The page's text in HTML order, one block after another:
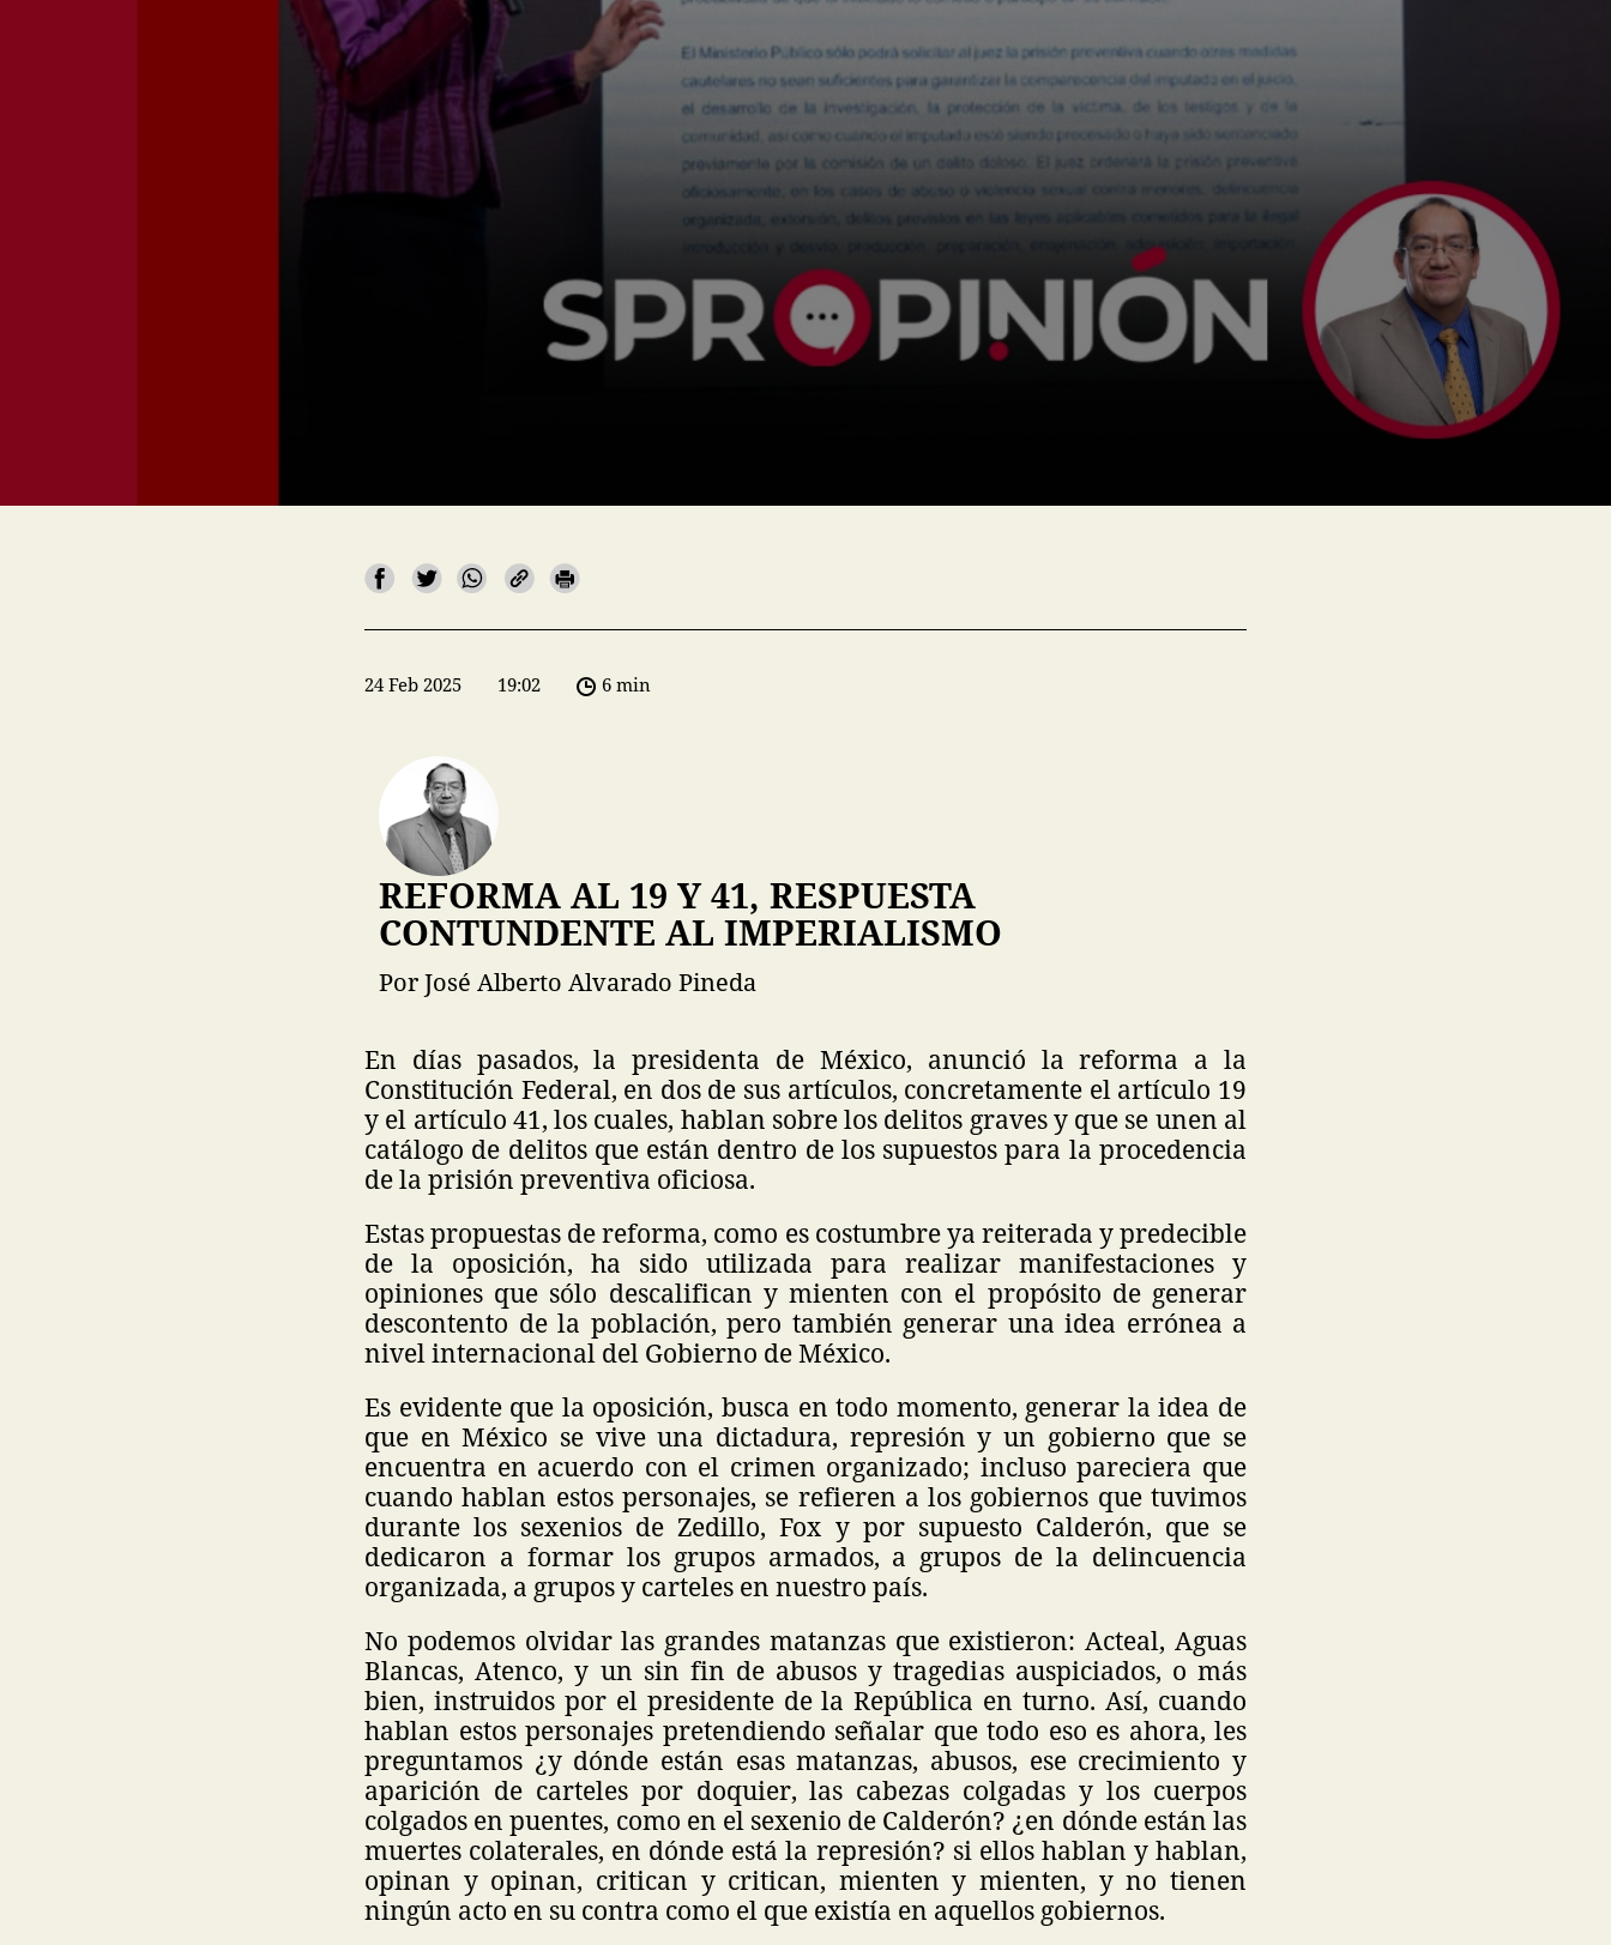
24 Feb 2025 19:02 6 min
REFORMA AL 19 Y 41, RESPUESTA
CONTUNDENTE AL IMPERIALISMO
Por José Alberto Alvarado Pineda
En días pasados, la presidenta de México, anunció la reforma a la
Constitución Federal, en dos de sus artículos, concretamente el artículo 19
y el artículo 41, los cuales, hablan sobre los delitos graves y que se unen al
catálogo de delitos que están dentro de los supuestos para la procedencia
de la prisión preventiva oficiosa.
Estas propuestas de reforma, como es costumbre ya reiterada y predecible
de la oposición, ha sido utilizada para realizar manifestaciones y
opiniones que sólo descalifican y mienten con el propósito de generar
descontento de la población, pero también generar una idea errónea a
nivel internacional del Gobierno de México.
Es evidente que la oposición, busca en todo momento, generar la idea de
que en México se vive una dictadura, represión y un gobierno que se
encuentra en acuerdo con el crimen organizado; incluso pareciera que
cuando hablan estos personajes, se refieren a los gobiernos que tuvimos
durante los sexenios de Zedillo, Fox y por supuesto Calderón, que se
dedicaron a formar los grupos armados, a grupos de la delincuencia
organizada, a grupos y carteles en nuestro país.
No podemos olvidar las grandes matanzas que existieron: Acteal, Aguas
Blancas, Atenco, y un sin fin de abusos y tragedias auspiciados, o más
bien, instruidos por el presidente de la República en turno. Así, cuando
hablan estos personajes pretendiendo señalar que todo eso es ahora, les
preguntamos ¿y dónde están esas matanzas, abusos, ese crecimiento y
aparición de carteles por doquier, las cabezas colgadas y los cuerpos
colgados en puentes, como en el sexenio de Calderón? ¿en dónde están las
muertes colaterales, en dónde está la represión? si ellos hablan y hablan,
opinan y opinan, critican y critican, mienten y mienten, y no tienen
ningún acto en su contra como el que existía en aquellos gobiernos.